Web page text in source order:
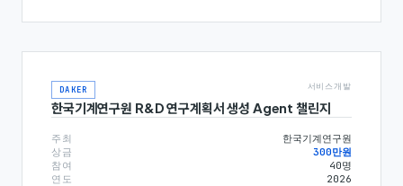
DAKER 서비스개발
한국기계연구원 R&D 연구계획서 생성 Agent 챌린지
주최
한국기계연구원
상금
300만원
참여
40명
연도
2026